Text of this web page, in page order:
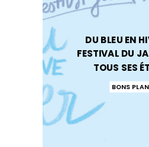
DU BLEU EN
FESTIVAL DU
TOUS SES
BONS